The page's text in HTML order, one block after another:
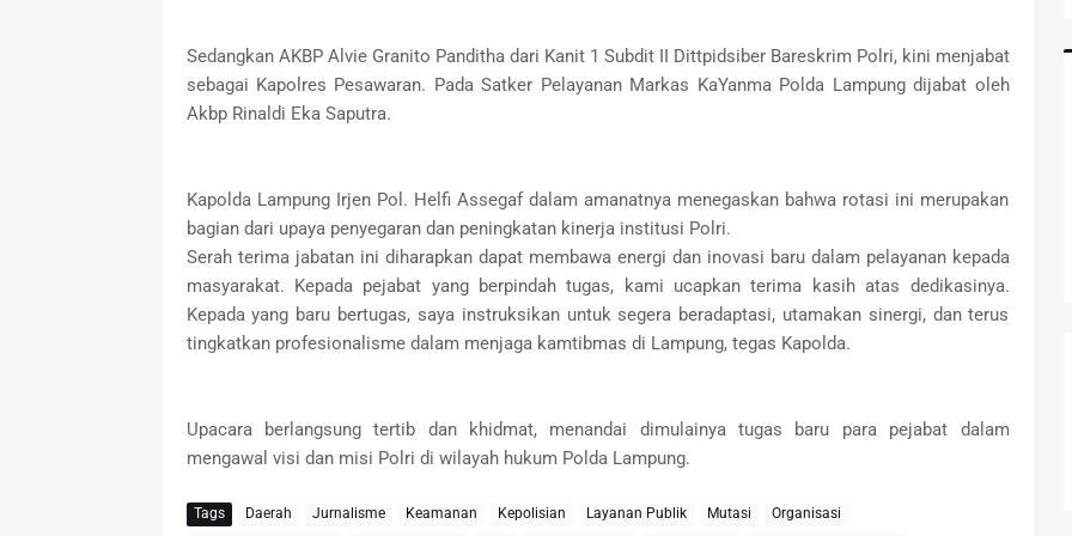
Sedangkan AKBP Alvie Granito Panditha dari Kanit 1 Subdit II Dittpidsiber Bareskrim Polri, kini menjabat
sebagai Kapolres Pesawaran. Pada Satker Pelayanan Markas KaYanma Polda Lampung dijabat oleh
Akbp Rinaldi Eka Saputra.
Kapolda Lampung Irjen Pol. Helfi Assegaf dalam amanatnya menegaskan bahwa rotasi ini merupakan
bagian dari upaya penyegaran dan peningkatan kinerja institusi Polri.
Serah terima jabatan ini diharapkan dapat membawa energi dan inovasi baru dalam pelayanan kepada
masyarakat. Kepada pejabat yang berpindah tugas, kami ucapkan terima kasih atas dedikasinya.
Kepada yang baru bertugas, saya instruksikan untuk segera beradaptasi, utamakan sinergi, dan terus
tingkatkan profesionalisme dalam menjaga kamtibmas di Lampung, tegas Kapolda.
Upacara berlangsung tertib dan khidmat, menandai dimulainya tugas baru para pejabat dalam
mengawal visi dan misi Polri di wilayah hukum Polda Lampung.
Tags Daerah Jurnalisme Keamanan Kepolisian Layanan Publik Mutasi
Organisasi